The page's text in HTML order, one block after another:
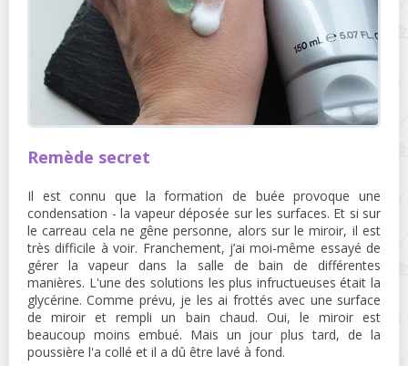
Remède secret
Il est connu que la formation de buée provoque une
condensation - la vapeur déposée sur les surfaces. Et si sur
le carreau cela ne gêne personne, alors sur le miroir, il est
très difficile à voir. Franchement, j’ai moi-même essayé de
gérer la vapeur dans la salle de bain de différentes
manières. L'une des solutions les plus infructueuses était la
glycérine. Comme prévu, je les ai frottés avec une surface
de miroir et rempli un bain chaud. Oui, le miroir est
beaucoup moins embué. Mais un jour plus tard, de la
poussière l'a collé et il a dû être lavé à fond.